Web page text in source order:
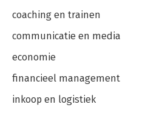
coaching en trainen
communicatie en media
economie
financieel management
inkoop en logistiek